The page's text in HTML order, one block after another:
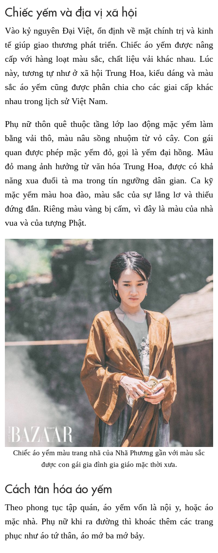
Chiếc yếm và địa vị xã hội
Vào kỷ nguyên Đại Việt, ổn định về mặt chính trị và kinh
tế giúp giao thương phát triển. Chiếc áo yếm được nâng
cấp với hàng loạt màu sắc, chất liệu vải khác nhau. Lúc
này, tương tự như ở xã hội Trung Hoa, kiểu dáng và màu
sắc áo yếm cũng được phân chia cho các giai cấp khác
nhau trong lịch sử Việt Nam.
Phụ nữ thôn quê thuộc tầng lớp lao động mặc yếm làm
bằng vải thô, màu nâu sồng nhuộm từ vỏ cây. Con gái
quan được phép mặc yếm đỏ, gọi là yếm đại hồng. Màu
đỏ mang ảnh hưởng từ văn hóa Trung Hoa, được có khả
năng xua đuổi tà ma trong tín ngưỡng dân gian. Ca kỹ
mặc yếm màu hoa đào, màu sắc của sự lẳng lơ và thiếu
đứng đắn. Riêng màu vàng bị cấm, vì đây là màu của nhà
vua và của tượng Phật.
Chiếc áo yếm màu trang nhã của Nhã Phương gần với màu sắc
được con gái gia đình gia giáo mặc thời xưa.
Cách tân hóa áo yếm
Theo phong tục tập quán, áo yếm vốn là nội y, hoặc áo
mặc nhà. Phụ nữ khi ra đường thì khoác thêm các trang
phục như áo tứ thân, áo mớ ba mớ bảy.